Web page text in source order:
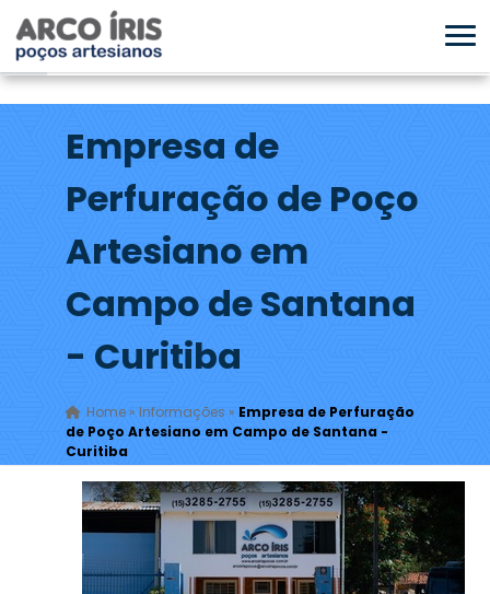
Empresa de
Perfuração de Poço
Artesiano em
Campo de Santana
- Curitiba
Home» Informações » Empresa de Perfuração
de Poço Artesiano em Campo de Santana -
Curitiba